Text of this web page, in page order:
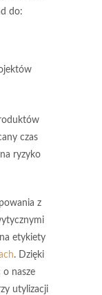
do:
czas
ryzyko
z
etykiety
. Dzięki
nasze
utylizacji